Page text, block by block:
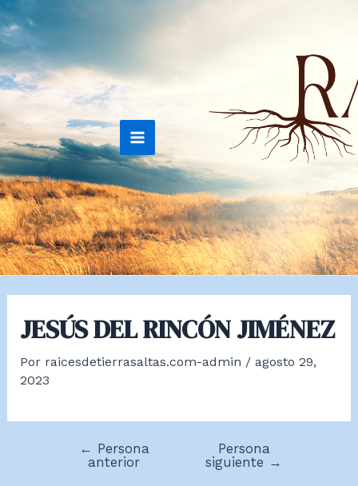
Ir
al
contenido
Main
Menu
JESÚS DEL RINCÓN JIMÉNEZ
Por raicesdetierrasaltas.com-admin / agosto 29,
2023
Navegación
← Persona
anterior
Persona
siguiente →